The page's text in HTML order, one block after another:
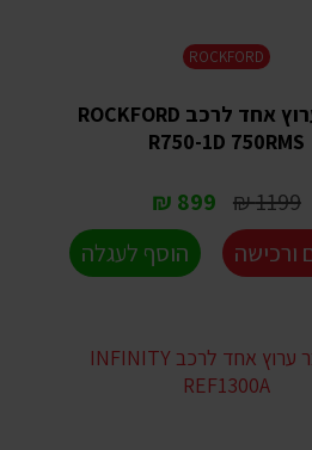
ROCKFORD
מגבר ערוץ אחד לרכב ROCKFORD
R750-1D 750RMS
1199 ₪
899 ₪
ורכישה הוסף לעגלה